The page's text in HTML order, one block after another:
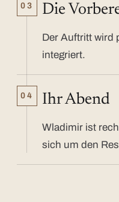
03 Die
Der Auftritt wird
integriert.
04 Ihr Abend
Wladimir ist
sich um den